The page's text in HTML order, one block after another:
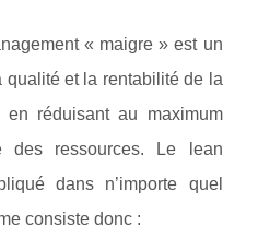
« maigre » est un
et la rentabilité de la
en réduisant au maximum
des ressources. Le lean
dans n’importe quel
consiste donc :